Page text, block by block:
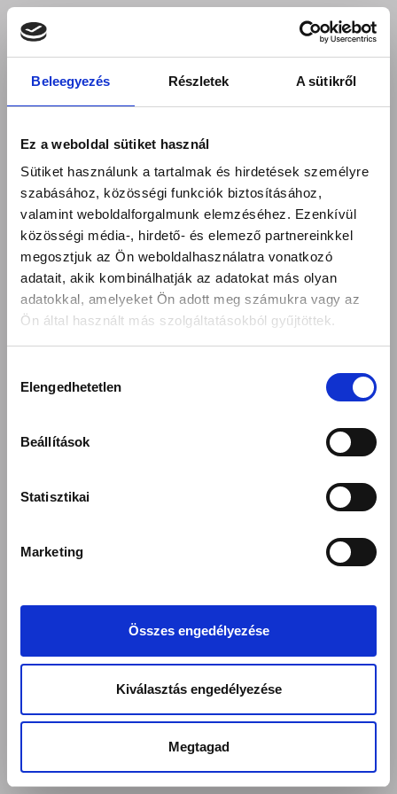
Beleegyezés Részletek A sütikről
Ez a weboldal sütiket használ
Sütiket használunk a tartalmak és hirdetések személyre
szabásához, közösségi funkciók biztosításához,
valamint weboldalforgalmunk elemzéséhez. Ezenkívül
közösségi média-, hirdető- és elemező partnereinkkel
megosztjuk az Ön weboldalhasználatra vonatkozó
adatait, akik kombinálhatják az adatokat más olyan
adatokkal, amelyeket Ön adott meg számukra vagy az
Ön által használt más szolgáltatásokból gyűjtöttek.
kiválasztása
Elengedhetetlen
Beállítások
Statisztikai
Marketing
Összes engedélyezése
Kiválasztás engedélyezése
Megtagad